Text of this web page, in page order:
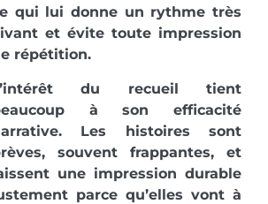
qui lui donne un rythme très
et évite toute impression
répétition.
du recueil tient
à son efficacité
Les histoires sont
souvent frappantes, et
une impression durable
parce qu’elles vont à